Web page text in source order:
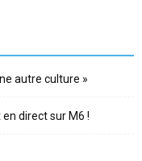
autre culture »
direct sur M6 !